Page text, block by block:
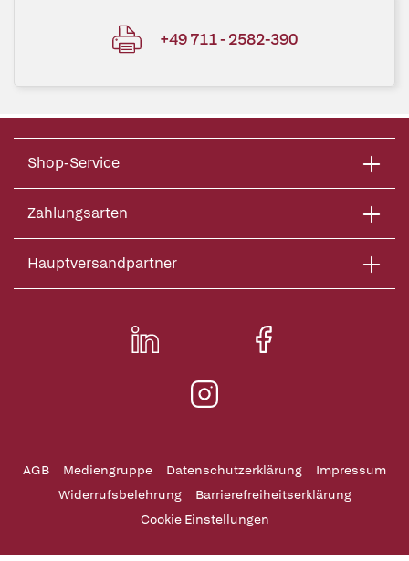
+49 711 - 2582-390
Shop-Service
Zahlungsarten
Hauptversandpartner
AGB Mediengruppe Datenschutzerklärung
Impressum
Widerrufsbelehrung
Barrierefreiheitserklärung
Cookie Einstellungen